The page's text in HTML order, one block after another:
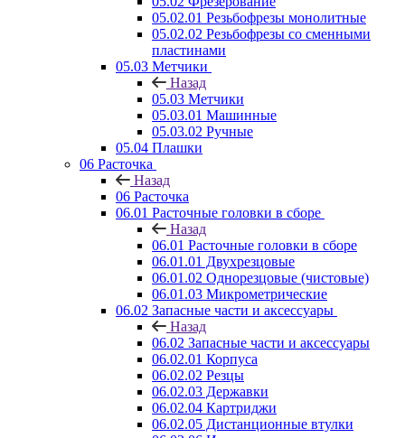
05.02.01 Резьбофрезы монолитные
05.02.02 Резьбофрезы со сменными
пластинами
05.03 Метчики
Назад
05.03 Метчики
05.03.01 Машинные
05.03.02 Ручные
05.04 Плашки
06 Расточка
Назад
06 Расточка
06.01 Расточные головки в сборе
Назад
06.01 Расточные головки в сборе
06.01.01 Двухрезцовые
06.01.02 Однорезцовые (чистовые)
06.01.03 Микрометрические
06.02 Запасные части и аксессуары
Назад
06.02 Запасные части и аксессуары
06.02.01 Корпуса
06.02.02 Резцы
06.02.03 Державки
06.02.04 Картриджи
06.02.05 Дистанционные втулки